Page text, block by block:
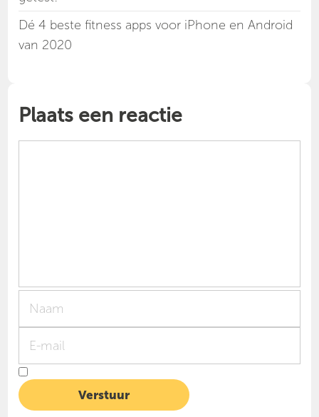
Dé 4 beste fitness apps voor iPhone en Android
van 2020
Plaats een reactie